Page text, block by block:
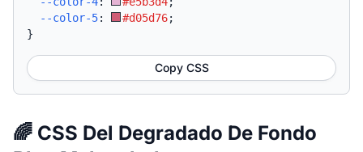
--color-5: #d05d76;
}
Copy CSS
🌈 CSS Del Degradado De Fondo